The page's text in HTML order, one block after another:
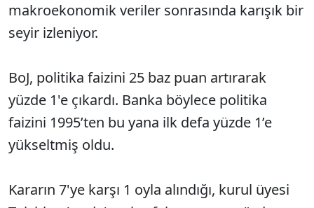
makroekonomik veriler sonrasında karışık bir
seyir izleniyor.
BoJ, politika faizini 25 baz puan artırarak
yüzde 1'e çıkardı. Banka böylece politika
faizini 1995’ten bu yana ilk defa yüzde 1’e
yükseltmiş oldu.
Kararın 7'ye karşı 1 oyla alındığı, kurul üyesi